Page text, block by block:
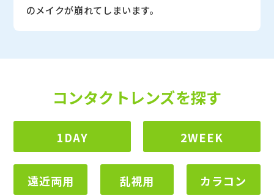
のメイクが崩れてしまいます。
コンタクトレンズを探す
1DAY 2WEEK
遠近両用 乱視用 カラコン